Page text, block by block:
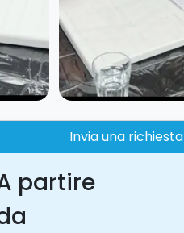
Invia una richiesta
partire